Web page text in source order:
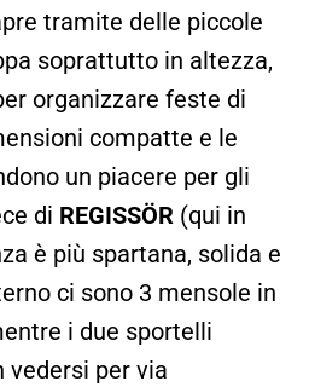
tramite delle piccole
soprattutto in altezza,
organizzare feste di
compatte e le
un piacere per gli
di REGISSÖR (qui in
è più spartana, solida e
ci sono 3 mensole in
i due sportelli
vedersi per via